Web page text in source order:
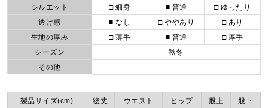
シルエット
□ 細身 ■ 普通
□ ゆったり
透け感
■ なし □ ややあり
□ あり
生地の厚み
□ 薄手 ■ 普通
□ 厚手
シーズン
秋冬
その他
製品サイズ(cm) 総丈 ウエスト ヒップ 股上 股下